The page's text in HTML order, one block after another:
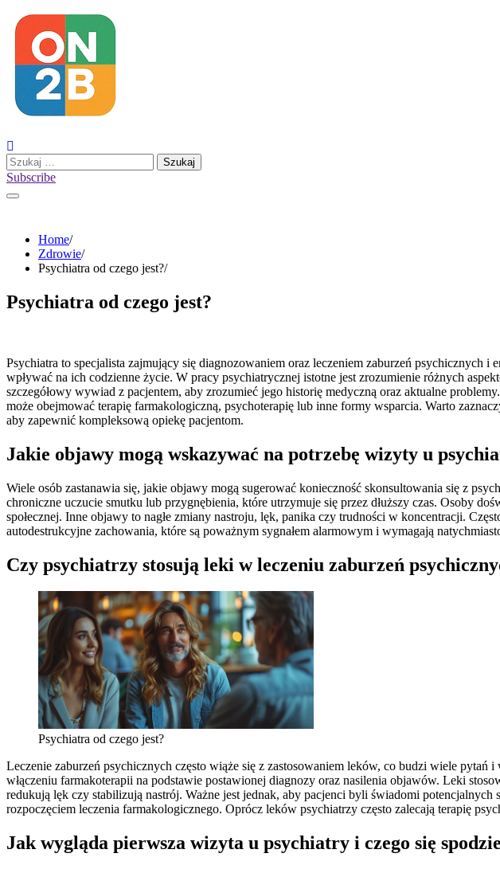
Skip
content
Szukaj:
Subscribe
Home
Zdrowie
Psychiatra od czego jest?
Psychiatra od czego jest?
Psychiatra to specjalista zajmujący się diagnozowaniem oraz leczeniem zaburzeń psychicznych
wpływać na ich codzienne życie. W pracy psychiatrycznej istotne jest zrozumienie różnych
szczegółowy wywiad z pacjentem, aby zrozumieć jego historię medyczną oraz aktualne
może obejmować terapię farmakologiczną, psychoterapię lub inne formy wsparcia. Warto
aby zapewnić kompleksową opiekę pacjentom.
Jakie objawy mogą wskazywać na potrzebę wizyty u
Wiele osób zastanawia się, jakie objawy mogą sugerować konieczność skonsultowania się z
chroniczne uczucie smutku lub przygnębienia, które utrzymuje się przez dłuższy czas. Osoby
społecznej. Inne objawy to nagłe zmiany nastroju, lęk, panika czy trudności w koncentracji.
autodestrukcyjne zachowania, które są poważnym sygnałem alarmowym i wymagają
Czy psychiatrzy stosują leki w leczeniu zaburzeń
Psychiatra od czego jest?
Leczenie zaburzeń psychicznych często wiąże się z zastosowaniem leków, co budzi wiele
włączeniu farmakoterapii na podstawie postawionej diagnozy oraz nasilenia objawów. Leki
redukują lęk czy stabilizują nastrój. Ważne jest jednak, aby pacjenci byli świadomi
rozpoczęciem leczenia farmakologicznego. Oprócz leków psychiatrzy często zalecają terapię
Jak wygląda pierwsza wizyta u psychiatry i czego się